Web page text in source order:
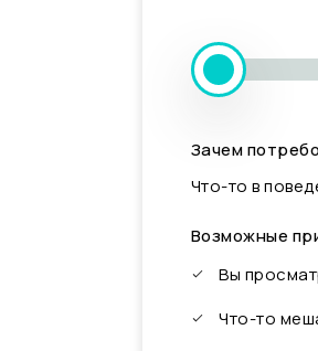
Зачем
Что-то в
Возможные
Вы
Что-то